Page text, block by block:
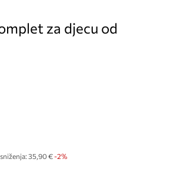
za djecu od
35,90 € -2%